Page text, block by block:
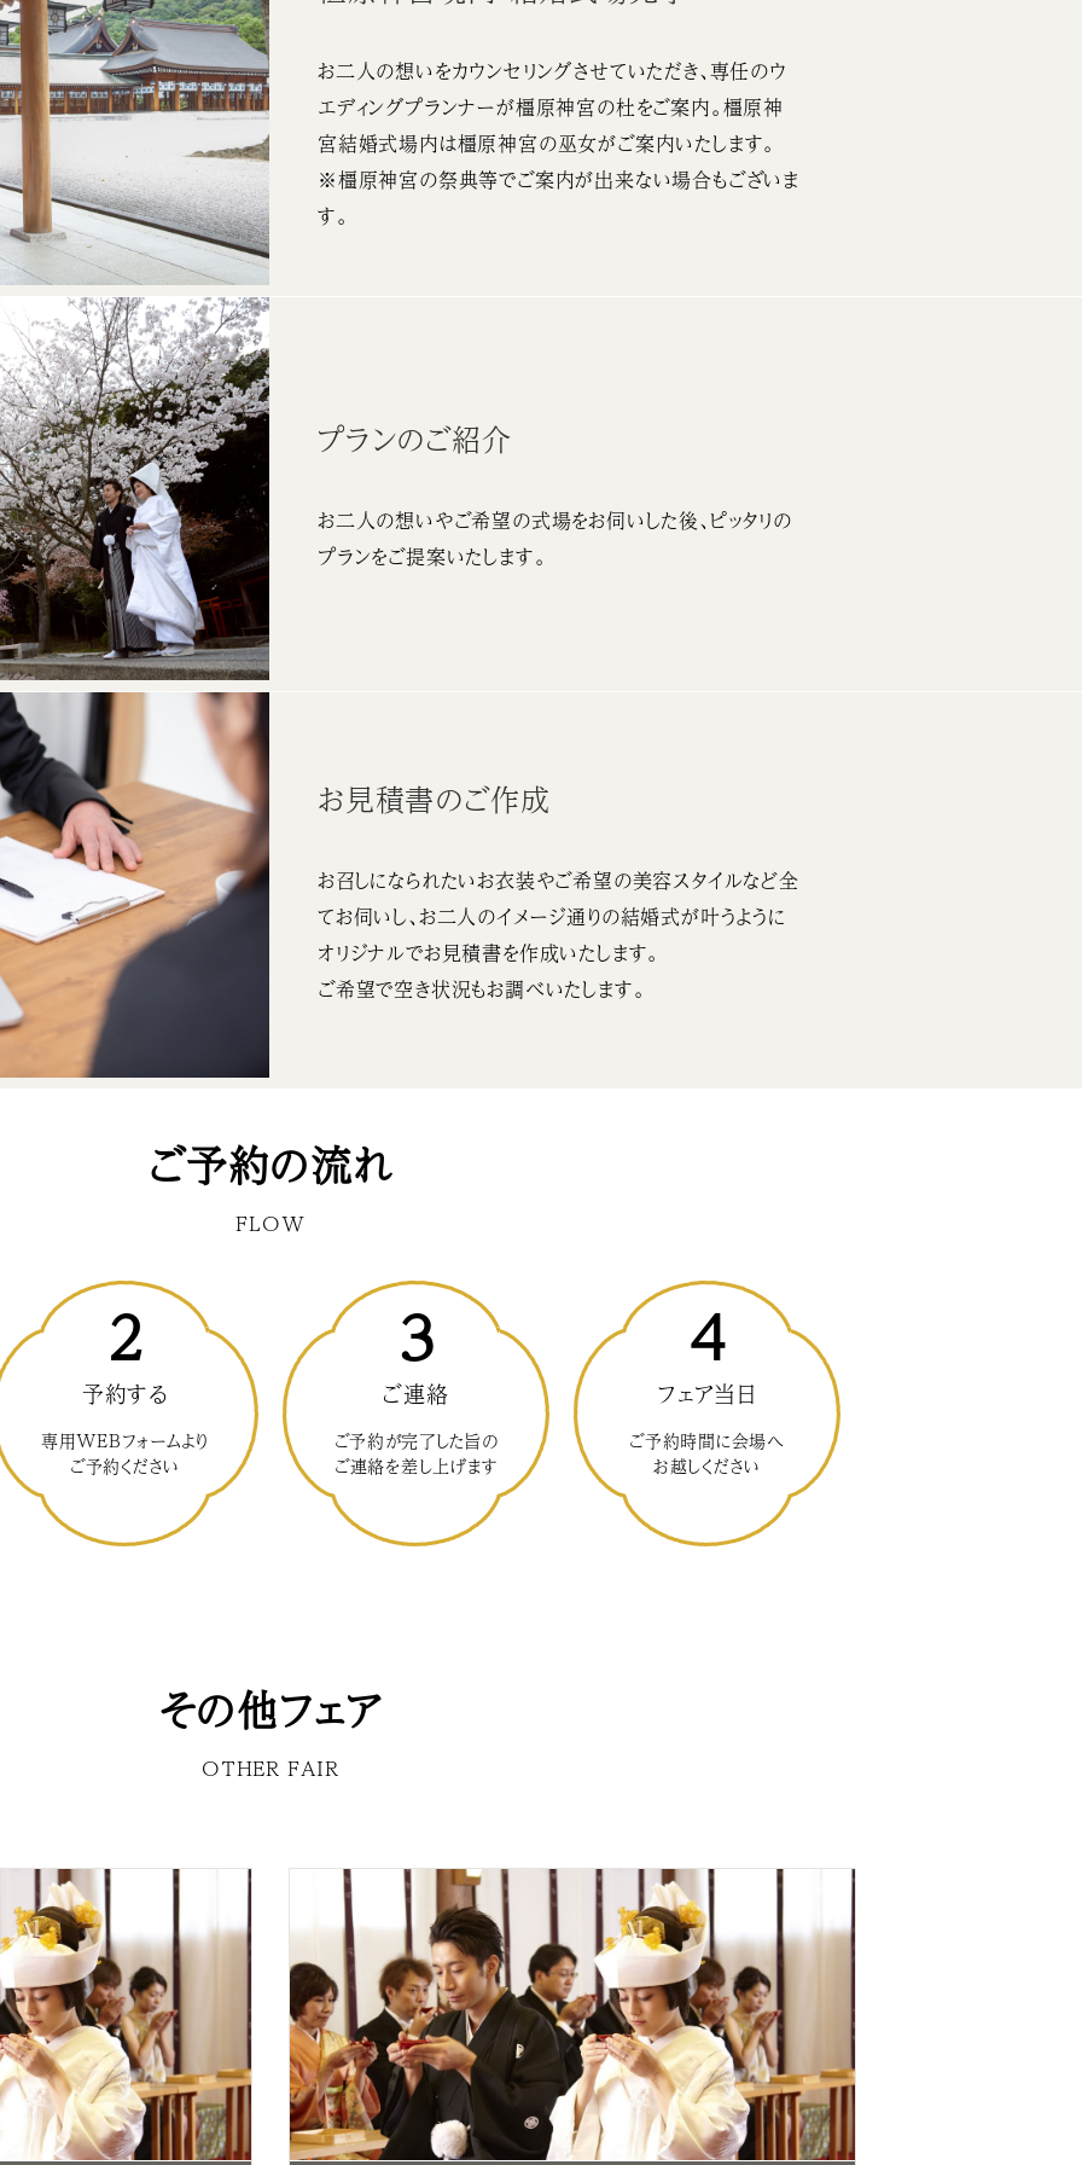
お二人の想いをカウンセリングさせていただき、専任のウ
エディングプランナーが橿原神宮の杜をご案内。橿原神
宮結婚式場内は橿原神宮の巫女がご案内いたします。
※橿原神宮の祭典等でご案内が出来ない場合もございま
す。
プランのご紹介
お二人の想いやご希望の式場をお伺いした後、ピッタリの
プランをご提案いたします。
お見積書のご作成
お召しになられたいお衣装やご希望の美容スタイルなど全
てお伺いし、お二人のイメージ通りの結婚式が叶うように
オリジナルでお見積書を作成いたします。
ご希望で空き状況もお調べいたします。
ご予約の流れ
FLOW
2
予約する
専用WEBフォームより
ご予約ください
3
ご連絡
ご予約が完了した旨の
ご連絡を差し上げます
4
フェア当日
ご予約時間に会場へ
お越しください
その他フェア
OTHER FAIR